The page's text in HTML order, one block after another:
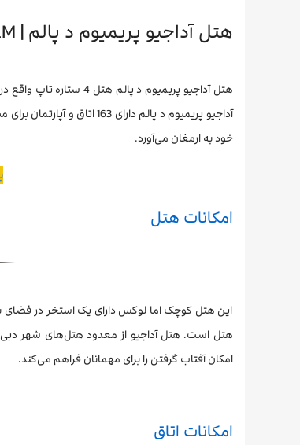
هتل آداجیو پریمیوم د پالم | ADAGIO PREMIUM THE PALM
خود به ارمغان می‌آورد.
امکانات هتل
این هتل کوچک اما لوکس دارای یک استخر در فضای
هتل است. هتل آداجیو از معدود هتل‌های شهر
امکان آفتاب گرفتن را برای مهمانان فراهم می‌کند.
امکانات اتاق